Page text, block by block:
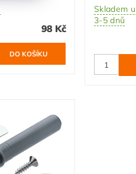
98 Kč
Skladem
3-5 dnů